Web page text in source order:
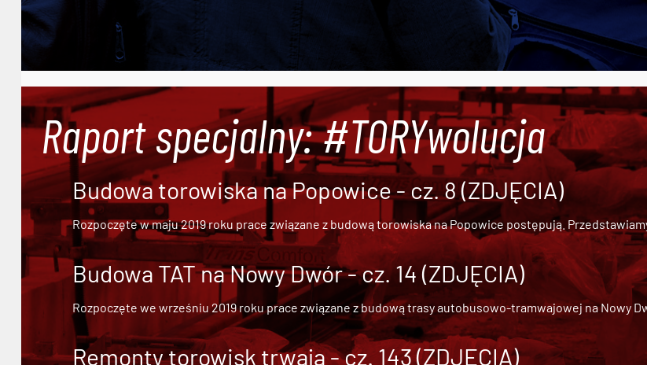
Raport specjalny: #TORYwolucja
Budowa torowiska na Popowice - cz. 8 (ZDJĘCIA)
Rozpoczęte w maju 2019 roku prace związane z budową torowiska na Popowice postępują.
Budowa TAT na Nowy Dwór - cz. 14 (ZDJĘCIA)
Rozpoczęte we wrześniu 2019 roku prace związane zbudową trasy autobusowo-tramwajowej na Nowy
Remonty torowisk trwają - cz. 143 (ZDJĘCIA)